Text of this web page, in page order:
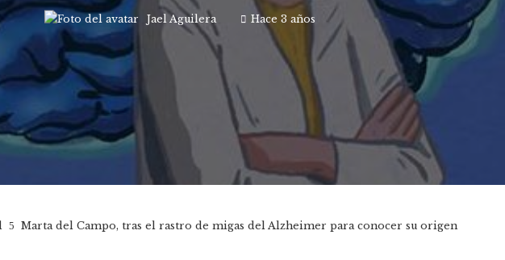
Jael Aguilera Hace 3 años
Marta del Campo, tras el rastro de migas del Alzheimer para conocer su origen